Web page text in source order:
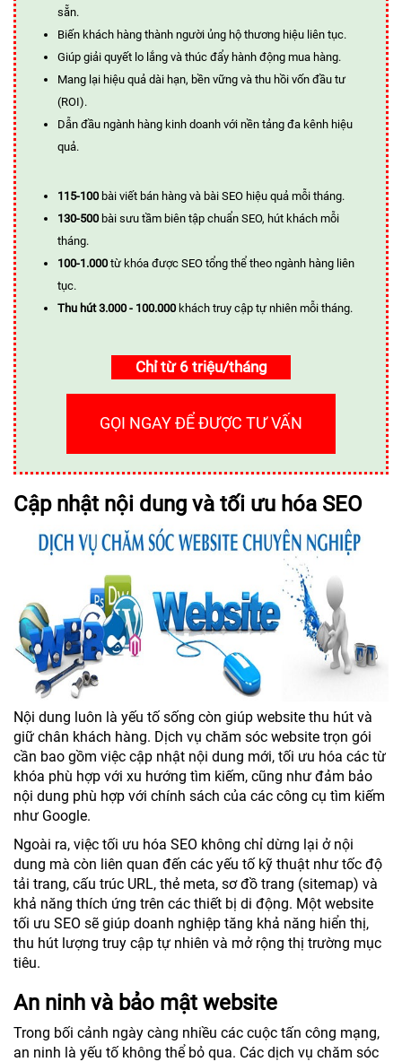
sẵn.
Biến khách hàng thành người ủng hộ thương hiệu liên tục.
Giúp giải quyết lo lắng và thúc đẩy hành động mua hàng.
Mang lại hiệu quả dài hạn, bền vững và thu hồi vốn đầu tư
(ROI).
Dẫn đầu ngành hàng kinh doanh với nền tảng đa kênh hiệu
quả.
115-100 bài viết bán hàng và bài SEO hiệu quả mỗi tháng.
130-500 bài sưu tầm biên tập chuẩn SEO, hút khách mỗi
tháng.
100-1.000 từ khóa được SEO tổng thể theo ngành hàng liên
tục.
Thu hút 3.000 - 100.000 khách truy cập tự nhiên mỗi tháng.
Chỉ từ 6 triệu/tháng
GỌI NGAY ĐỂ ĐƯỢC TƯ VẤN
Cập nhật nội dung và tối ưu hóa SEO
Nội dung luôn là yếu tố sống còn giúp website thu hút và
giữ chân khách hàng. Dịch vụ chăm sóc website trọn gói
cần bao gồm việc cập nhật nội dung mới, tối ưu hóa các từ
khóa phù hợp với xu hướng tìm kiếm, cũng như đảm bảo
nội dung phù hợp với chính sách của các công cụ tìm kiếm
như Google.
Ngoài ra, việc tối ưu hóa SEO không chỉ dừng lại ở nội
dung mà còn liên quan đến các yếu tố kỹ thuật như tốc độ
tải trang, cấu trúc URL, thẻ meta, sơ đồ trang (sitemap) và
khả năng thích ứng trên các thiết bị di động. Một website
tối ưu SEO sẽ giúp doanh nghiệp tăng khả năng hiển thị,
thu hút lượng truy cập tự nhiên và mở rộng thị trường mục
tiêu.
An ninh và bảo mật website
Trong bối cảnh ngày càng nhiều các cuộc tấn công mạng,
an ninh là yếu tố không thể bỏ qua. Các dịch vụ chăm sóc